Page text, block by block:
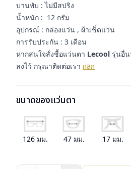
บานพับ : ไม่มีสปริง
น้ำหนัก : 12 กรัม
อุปกรณ์ : กล่องแว่น , ผ้าเช็ดแว่น
การรับประกัน : 3 เดือน
หากสนใจสั่งชื้อแว่นตา Lecool รุ่นอื่น
ลงไว้ กรุณาติดต่อเรา คลิก
ขนาดของแว่นตา
126 มม. 47 มม. 17มม.